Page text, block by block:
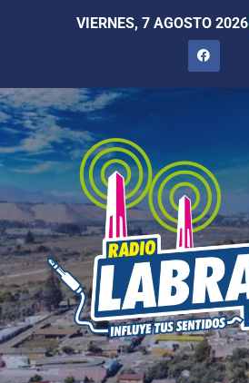
VIERNES, 7 AGOSTO 2026